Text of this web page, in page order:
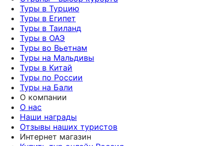
Туры в Турцию
Туры в Египет
Туры в Таиланд
Туры в ОАЭ
Туры во Вьетнам
Туры на Мальдивы
Туры в Китай
Туры по России
Туры на Бали
О компании
О нас
Наши награды
Отзывы наших туристов
Интернет магазин